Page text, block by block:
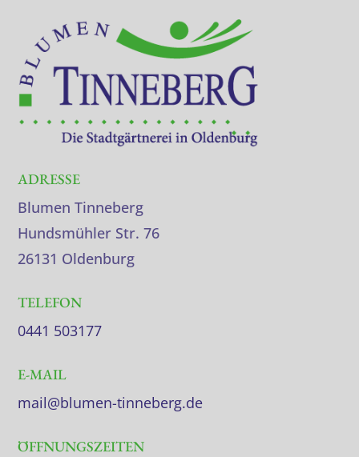
ADRESSE
Blumen Tinneberg
Hundsmühler Str. 76
26131 Oldenburg
TELEFON
0441 503177
E-MAIL
mail@blumen-tinneberg.de
ÖFFNUNGSZEITEN